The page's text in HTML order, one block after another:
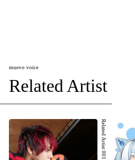
muevo voice
Related Artist
Related Artist 001